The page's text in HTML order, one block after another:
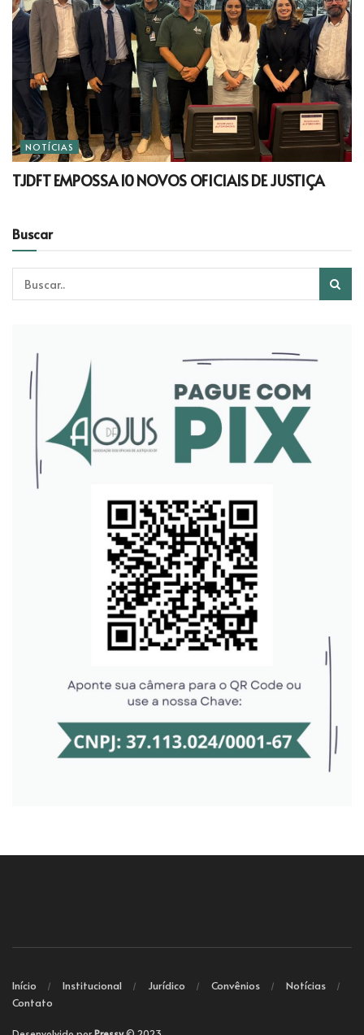
NOTÍCIAS
TJDFT EMPOSSA 10 NOVOS OFICIAIS DE JUSTIÇA
Buscar
Início Institucional Jurídico Convênios
Notícias
Contato